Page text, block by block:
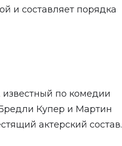
и составляет порядка
по комедии
Купер и Мартин
актерский состав.